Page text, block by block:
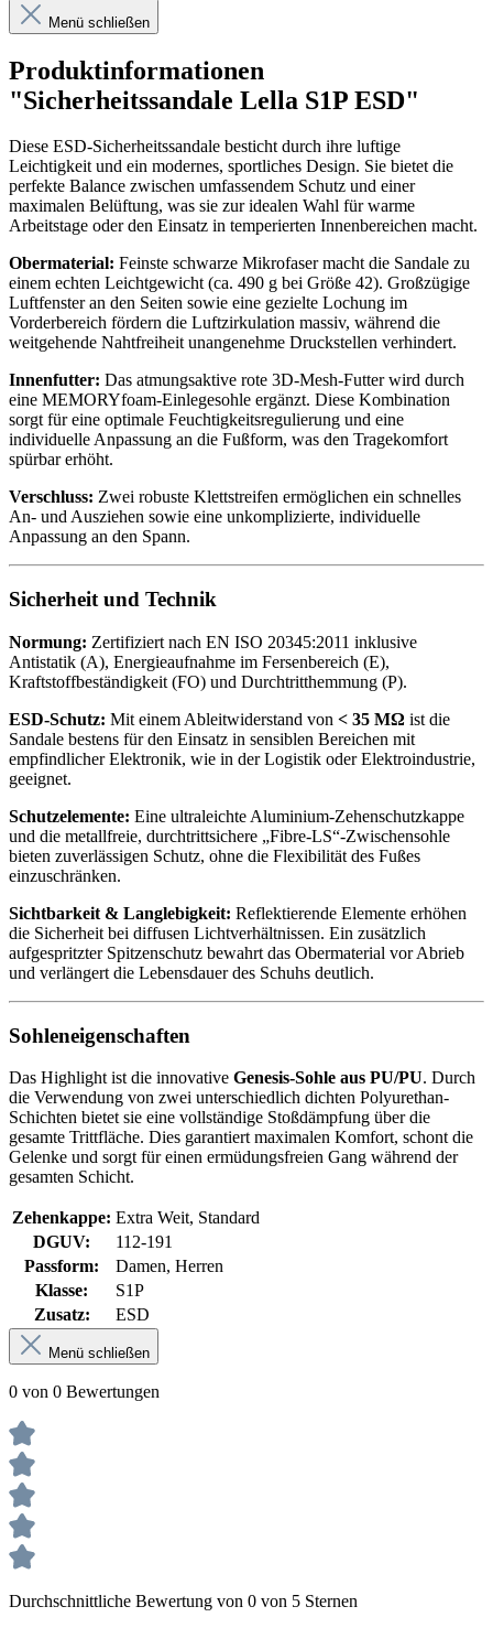
Menü schließen
Produktinformationen
"Sicherheitssandale Lella S1P ESD"
Diese ESD-Sicherheitssandale besticht durch ihre luftige
Leichtigkeit und ein modernes, sportliches Design. Sie bietet die
perfekte Balance zwischen umfassendem Schutz und einer
maximalen Belüftung, was sie zur idealen Wahl für warme
Arbeitstage oder den Einsatz in temperierten Innenbereichen macht.
Obermaterial: Feinste schwarze Mikrofaser macht die Sandale zu
einem echten Leichtgewicht (ca. 490 g bei Größe 42). Großzügige
Luftfenster an den Seiten sowie eine gezielte Lochung im
Vorderbereich fördern die Luftzirkulation massiv, während die
weitgehende Nahtfreiheit unangenehme Druckstellen verhindert.
Innenfutter: Das atmungsaktive rote 3D-Mesh-Futter wird durch
eine MEMORYfoam-Einlegesohle ergänzt. Diese Kombination
sorgt für eine optimale Feuchtigkeitsregulierung und eine
individuelle Anpassung an die Fußform, was den Tragekomfort
spürbar erhöht.
Verschluss: Zwei robuste Klettstreifen ermöglichen ein schnelles
An- und Ausziehen sowie eine unkomplizierte, individuelle
Anpassung an den Spann.
Sicherheit und Technik
Normung: Zertifiziert nach EN ISO 20345:2011 inklusive
Antistatik (A), Energieaufnahme im Fersenbereich (E),
Kraftstoffbeständigkeit (FO) und Durchtritthemmung (P).
ESD-Schutz: Mit einem Ableitwiderstand von < 35 MΩ ist die
Sandale bestens für den Einsatz in sensiblen Bereichen mit
empfindlicher Elektronik, wie in der Logistik oder Elektroindustrie,
geeignet.
Schutzelemente: Eine ultraleichte Aluminium-Zehenschutzkappe
und die metallfreie, durchtrittsichere „Fibre-LS“-Zwischensohle
bieten zuverlässigen Schutz, ohne die Flexibilität des Fußes
einzuschränken.
Sichtbarkeit & Langlebigkeit: Reflektierende Elemente erhöhen
die Sicherheit bei diffusen Lichtverhältnissen. Ein zusätzlich
aufgespritzter Spitzenschutz bewahrt das Obermaterial vor Abrieb
und verlängert die Lebensdauer des Schuhs deutlich.
Sohleneigenschaften
Das Highlight ist die innovative Genesis-Sohle aus PU/PU. Durch
die Verwendung von zwei unterschiedlich dichten Polyurethan-
Schichten bietet sie eine vollständige Stoßdämpfung über die
gesamte Trittfläche. Dies garantiert maximalen Komfort, schont die
Gelenke und sorgt für einen ermüdungsfreien Gang während der
gesamten Schicht.
Zehenkappe: Extra Weit, Standard
DGUV:
112-191
Passform:
Damen, Herren
Klasse:
S1P
Zusatz:
ESD
Menü schließen
0 von 0 Bewertungen
Durchschnittliche Bewertung von 0 von 5 Sternen